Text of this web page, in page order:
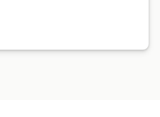
av handlekurv